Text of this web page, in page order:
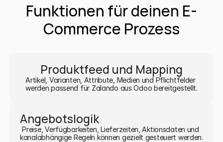
Funktionen für deinen E-
Commerce Prozess
Produktfeed und Mapping
Artikel, Varianten, Attribute, Medien und Pflichtfelder
werden passend für Zalando aus Odoo bereitgestellt.
Angebotslogik
Preise, Verfügbarkeiten, Lieferzeiten, Aktionsdaten und
kanalabhängige Regeln können gezielt gesteuert werden.